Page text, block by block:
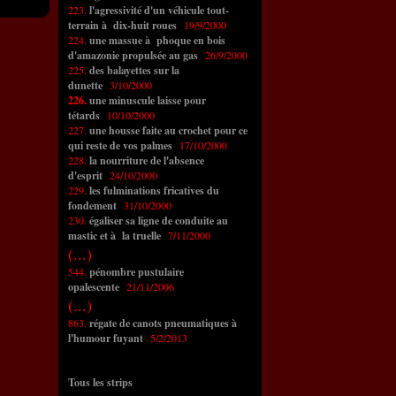
223. l'agressivité d'un véhicule tout-
terrain à dix-huit roues 19/9/2000
224. une massue à phoque en bois
d'amazonie propulsée au gas 26/9/2000
225. des balayettes sur la
dunette 3/10/2000
226.une minuscule laisse pour
tétards
10/10/2000
227. une housse faite au crochet pour ce
qui reste de vos palmes 17/10/2000
228. la nourriture de l'absence
d'esprit 24/10/2000
229. les fulminations fricatives du
fondement 31/10/2000
230. égaliser sa ligne de conduite au
mastic et à la truelle 7/11/2000
(...)
544. pénombre pustulaire
opalescente 21/11/2006
(...)
863. régate de canots pneumatiques à
l'humour fuyant 5/2/2013
Tous les strips